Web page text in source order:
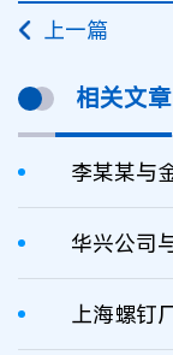
上一篇
相关文章